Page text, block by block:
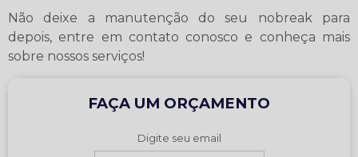
Não deixe a manutenção do seu nobreak para
depois, entre em contato conosco e conheça mais
sobre nossos serviços!
FAÇA UM ORÇAMENTO
Digite seu email